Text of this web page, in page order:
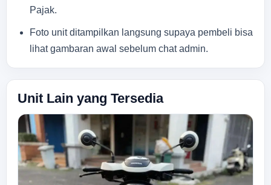
Pajak.
Foto unit ditampilkan langsung supaya pembeli bisa
lihat gambaran awal sebelum chat admin.
Unit Lain yang Tersedia